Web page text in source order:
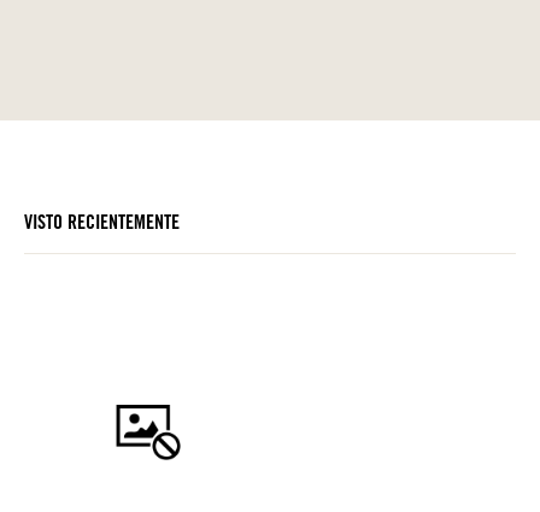
VISTO RECIENTEMENTE